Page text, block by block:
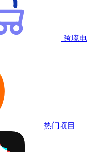
跨境电
热门项目